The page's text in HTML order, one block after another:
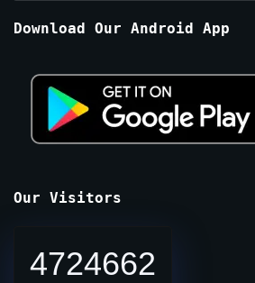
Download Our Android App
Our Visitors
4724662